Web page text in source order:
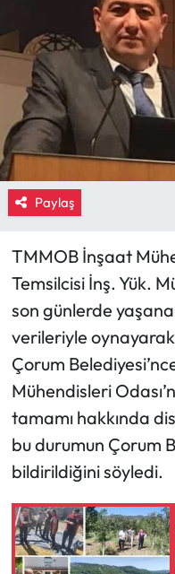
Paylaş
TMMOB İnşaat
Temsilcisi İnş. Yük.
son günlerde
verileriyle
Çorum
Mühendisleri
tamamı hakkında
bu durumun Çorum
bildirildiğini söyledi.
Güncel
İskilip Haberleri
Kargı Haberleri
Kültür Sanat
Laçin Haberleri
Magazin
Mecitözü Haberleri
Oğuzlar Haberleri
Ortaköy
Otomotiv